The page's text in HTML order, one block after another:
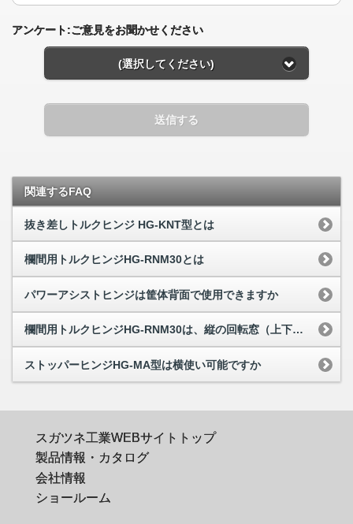
アンケート:ご意見をお聞かせください
(選択してください)
送信する
関連するFAQ
抜き差しトルクヒンジ HG-KNT型とは
欄間用トルクヒンジHG-RNM30とは
パワーアシストヒンジは筐体背面で使用できますか
欄間用トルクヒンジHG-RNM30は、縦の回転窓（上下にヒンジを取付）に使用できますか
ストッパーヒンジHG-MA型は横使い可能ですか
スガツネ工業WEBサイトトップ
製品情報・カタログ
会社情報
ショールーム